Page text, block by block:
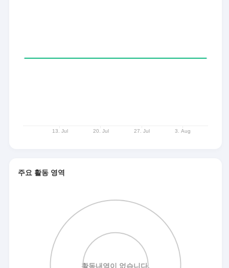
주요 활동 영역